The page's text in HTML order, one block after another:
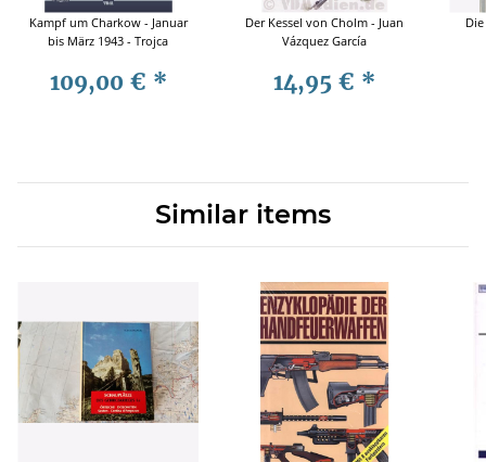
Kampf um Charkow - Januar
bis März 1943 - Trojca
109,00 € *
Der Kessel von Cholm - Juan
Vázquez García
14,95 € *
Similar items